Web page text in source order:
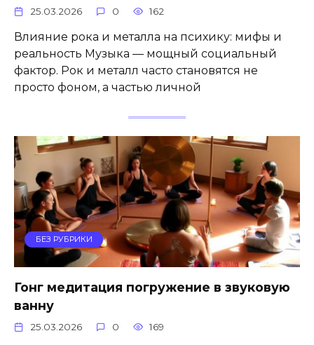
25.03.2026 0 162
Влияние рока и металла на психику: мифы и
реальность Музыка — мощный социальный
фактор. Рок и металл часто становятся не
просто фоном, а частью личной
БЕЗ РУБРИКИ
Гонг медитация погружение в звуковую
ванну
25.03.2026 0 169